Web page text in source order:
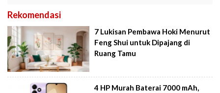
Rekomendasi
7 Lukisan Pembawa Hoki Menurut
Feng Shui untuk Dipajang di
Ruang Tamu
4 HP Murah Baterai 7000 mAh,